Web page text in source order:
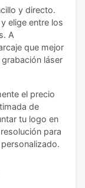
y directo.
elige entre los
A
que mejor
láser
el precio
de
tu logo en
para